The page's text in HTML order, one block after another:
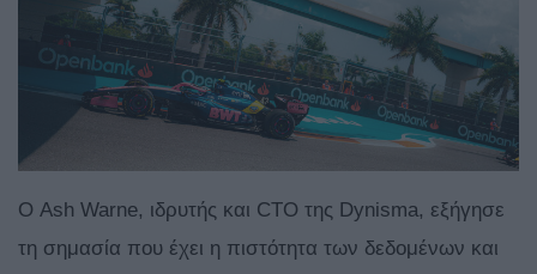
Ο Ash Warne, ιδρυτής και CTO της Dynisma, εξήγησε
τη σημασία που έχει η πιστότητα των δεδομένων και